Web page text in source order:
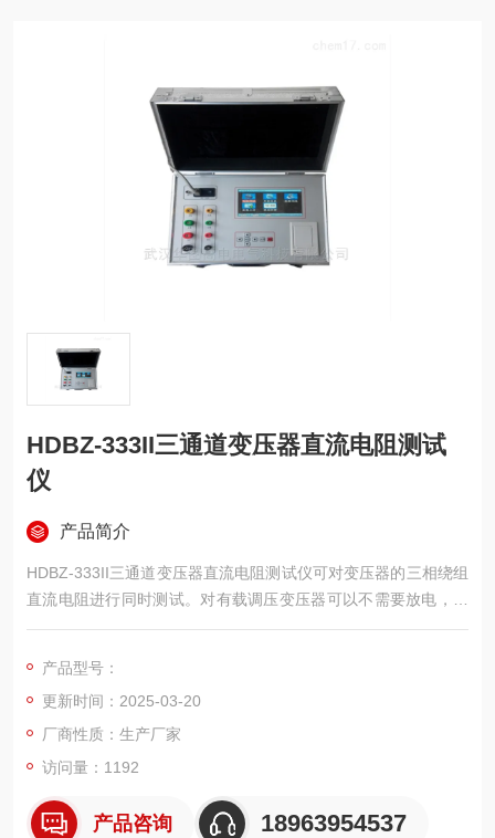
HDBZ-333II三通道变压器直流电阻测试
仪
产品简介
HDBZ-333II三通道变压器直流电阻测试仪可对变压器的三相绕组
直流电阻进行同时测试。对有载调压变压器可以不需要放电，直
接调节分接开关，测量时间是传统单相测量的三分之一，可大大
产品型号：
更新时间：2025-03-20
厂商性质：生产厂家
访问量：1192
产品咨询 18963954537